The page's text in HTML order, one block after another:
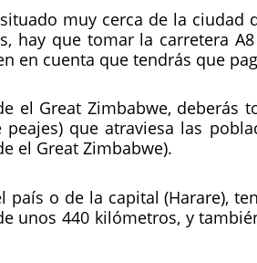
muy cerca de la
hay que tomar la carretera
en cuenta que tendrás que
el Great Zimbabwe,
que atraviesa las
el Great Zimbabwe).
país o de la capital (Harare),
unos 440 kilómetros, y